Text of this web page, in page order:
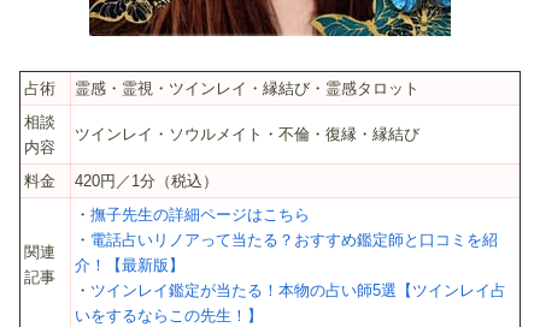
占術
霊感・霊視・ツインレイ・縁結び・霊感タロット
相談
内容
ツインレイ・ソウルメイト・不倫・復縁・縁結び
料金 420円／1分（税込）
関連
記事
・ 撫子先生の詳細ページはこちら
・ 電話占いリノアって当たる？おすすめ鑑定師と口コミを紹
介！【最新版】
・ ツインレイ鑑定が当たる！本物の占い師5選【ツインレイ占
いをするならこの先生！】